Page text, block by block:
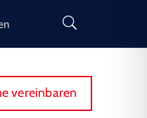
vereinbaren